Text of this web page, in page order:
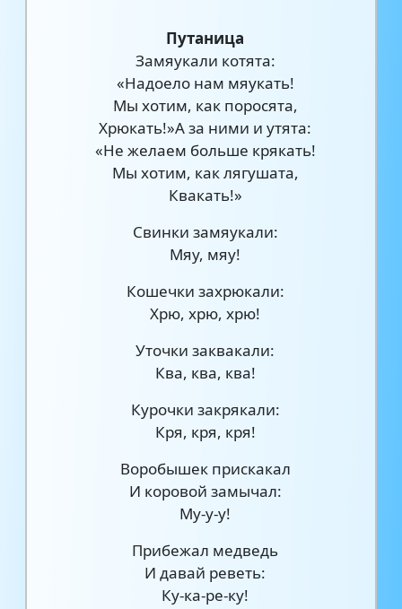
Путаница
Замяукали котята:
«Надоело нам мяукать!
Мы хотим, как поросята,
Хрюкать!»А за ними и утята:
«Не желаем больше крякать!
Мы хотим, как лягушата,
Квакать!»
Свинки замяукали:
Мяу, мяу!
Кошечки захрюкали:
Хрю, хрю, хрю!
Уточки заквакали:
Ква, ква, ква!
Курочки закрякали:
Кря, кря, кря!
Воробышек прискакал
И коровой замычал:
Му-у-у!
Прибежал медведь
И давай реветь:
Ку-ка-ре-ку!